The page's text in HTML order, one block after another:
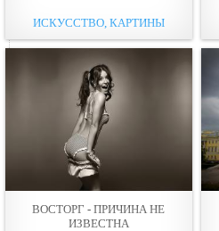
ИСКУССТВО, КАРТИНЫ
ВОСТОРГ - ПРИЧИНА НЕ
ИЗВЕСТНА